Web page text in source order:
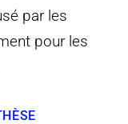
par les
pour les